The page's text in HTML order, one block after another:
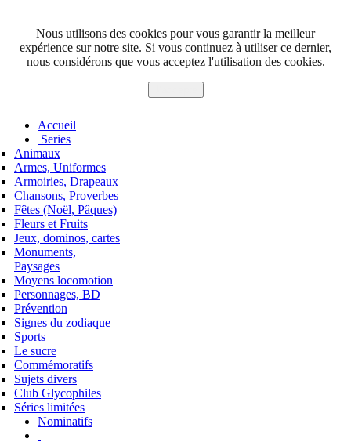
Nous utilisons des cookies pour vous garantir la meilleur
expérience sur notre site. Si vous continuez à utiliser ce dernier,
nous considérons que vous acceptez l'utilisation des cookies.
Accueil
Series
Animaux
Armes, Uniformes
Armoiries, Drapeaux
Chansons, Proverbes
Fêtes (Noël, Pâques)
Fleurs et Fruits
Jeux, dominos, cartes
Monuments,
Paysages
Moyens locomotion
Personnages, BD
Prévention
Signes du zodiaque
Sports
Le sucre
Commémoratifs
Sujets divers
Club Glycophiles
Séries limitées
Nominatifs